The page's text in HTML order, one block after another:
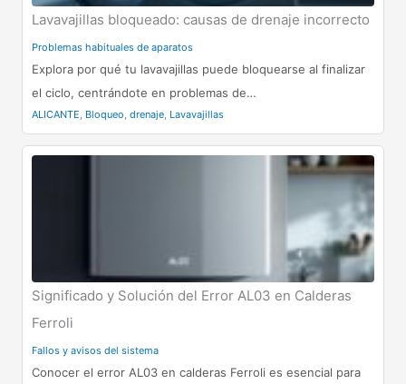
Lavavajillas bloqueado: causas de drenaje incorrecto
Problemas habituales de aparatos
Explora por qué tu lavavajillas puede bloquearse al finalizar
el ciclo, centrándote en problemas de…
ALICANTE, Bloqueo, drenaje, Lavavajillas
Significado y Solución del Error AL03 en Calderas
Ferroli
Fallos y avisos del sistema
Conocer el error AL03 en calderas Ferroli es esencial para